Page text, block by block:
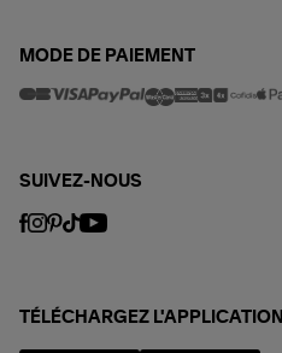
MODE DE PAIEMENT
SUIVEZ-NOUS
TÉLÉCHARGEZ L'APPLICATION